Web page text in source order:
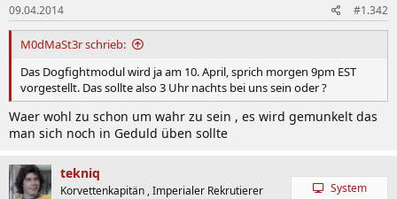
09.04.2014 #1.342
M0dMaSt3r schrieb:
Das Dogfightmodul wird ja am 10. April, sprich morgen 9pm EST
vorgestellt. Das sollte also 3 Uhr nachts bei uns sein oder ?
Waer wohl zu schon um wahr zu sein , es wird gemunkelt das
man sich noch in Geduld üben sollte
tekniq
Korvettenkapitän , Imperialer Rekrutierer System